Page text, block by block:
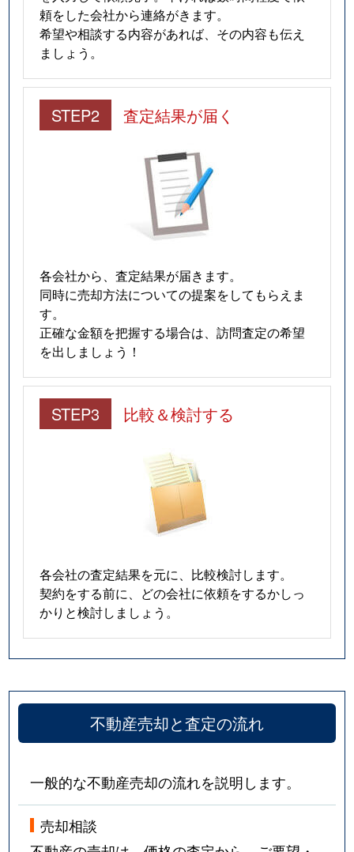
頼をした会社から連絡がきます。
希望や相談する内容があれば、その内容も伝え
ましょう。
STEP2 査定結果が届く
各会社から、査定結果が届きます。
同時に売却方法についての提案をしてもらえま
す。
正確な金額を把握する場合は、訪問査定の希望
を出しましょう！
STEP3 比較＆検討する
各会社の査定結果を元に、比較検討します。
契約をする前に、どの会社に依頼をするかしっ
かりと検討しましょう。
不動産売却と査定の流れ
一般的な不動産売却の流れを説明します。
売却相談